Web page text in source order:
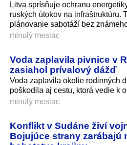
Litva sprísňuje ochranu
ruských útokov na infraštruktúru.
plánovanie sabotáží bez
minulý mesiac
Voda zaplavila pivnice v
zasiahol prívalový dážď
Voda zaplavila okolie rodinných
poškodila aj cestu, ktorá vedie k
minulý mesiac
Konflikt v Sudáne živí
Bojujúce strany zarábajú